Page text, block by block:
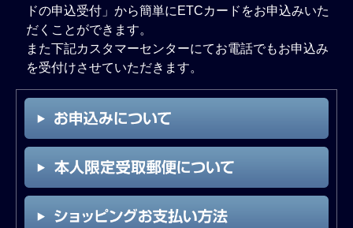
ドの申込受付」から簡単にETCカードをお申込みいた
だくことができます。
また下記カスタマーセンターにてお電話でもお申込み
を受付けさせていただきます。